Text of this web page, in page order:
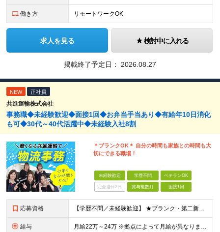
働き方 リモートワークOK
求人を見る 検討中に入れる
掲載終了予定日： 2026.08.27
NEW 正社員
共進運輸株式会社
事務職◆未経験歓迎◆面接1回◆お弁当手当あり◆有給年10日消化
も可◆30代～40代活躍中◆未経験入社8割
＊ブランクOK＊ 自分の時間も家族との時間も大
切にできる職場！
未経験歓迎 学歴不問 ベテランOK
完全週休2日 賞与複数月 面接1回
応募資格 【学歴不問／未経験歓迎】 ★ブランク・第二新卒歓迎 ★人物・意欲重視の採用です！文系・理系も一切問いません ＜こんな方にピッタリの環境です＞ ◎人とコミュニケーションを取るのが好きな方 ◎誰かのサポ
給与 月給22万～24万 ※拠点によって月給が異なります。 ※共通｜試用期間２ヶ月～６カ月あり。期間中の給与・待遇・雇用形態に差異はありません （能力経験次第では試用期間なし） 【勤務拠点】 【宮城】